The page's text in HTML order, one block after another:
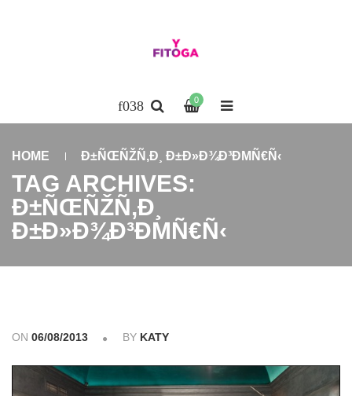
0
HOME Ð±ÑŒÑŽÑ‚Ð¸ Ð±Ð»Ð¾Ð³ÐΜÑ€Ñ‹
TAG ARCHIVES:
Ð±ÑŒÑŽÑ‚Ð¸
Ð±Ð»Ð¾Ð³ÐΜÑ€Ñ‹
ON 06/08/2013 BY KATY